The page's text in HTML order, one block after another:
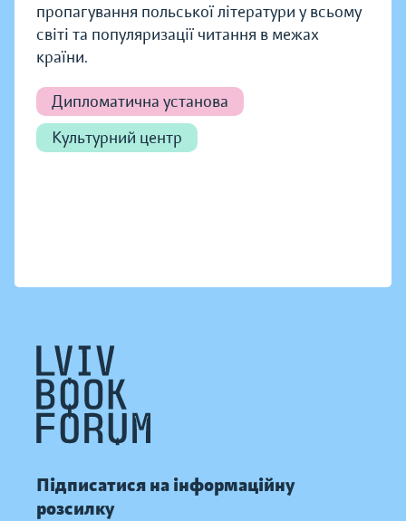
пропагування польської літератури у всьому
світі та популяризації читання в межах
країни.
Дипломатична установа
Культурний центр
Підписатися на інформаційну
розсилку